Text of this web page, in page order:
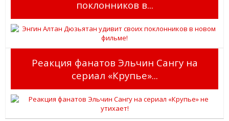
поклонников в...
Реакция фанатов Эльчин Сангу на
сериал «Крупье»...